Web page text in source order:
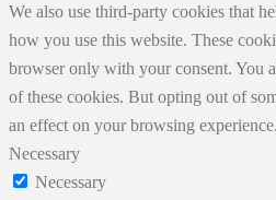
We also use third-party cookies that
how you use this website. These
browser only with your consent. You
of these cookies. But opting out of
an effect on your browsing experience.
Necessary
Necessary